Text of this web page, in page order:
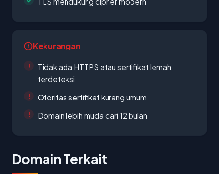
Kekurangan
Tidak ada HTTPS atau sertifikat lemah
terdeteksi
Otoritas sertifikat kurang umum
Domain lebih muda dari 12 bulan
Domain Terkait